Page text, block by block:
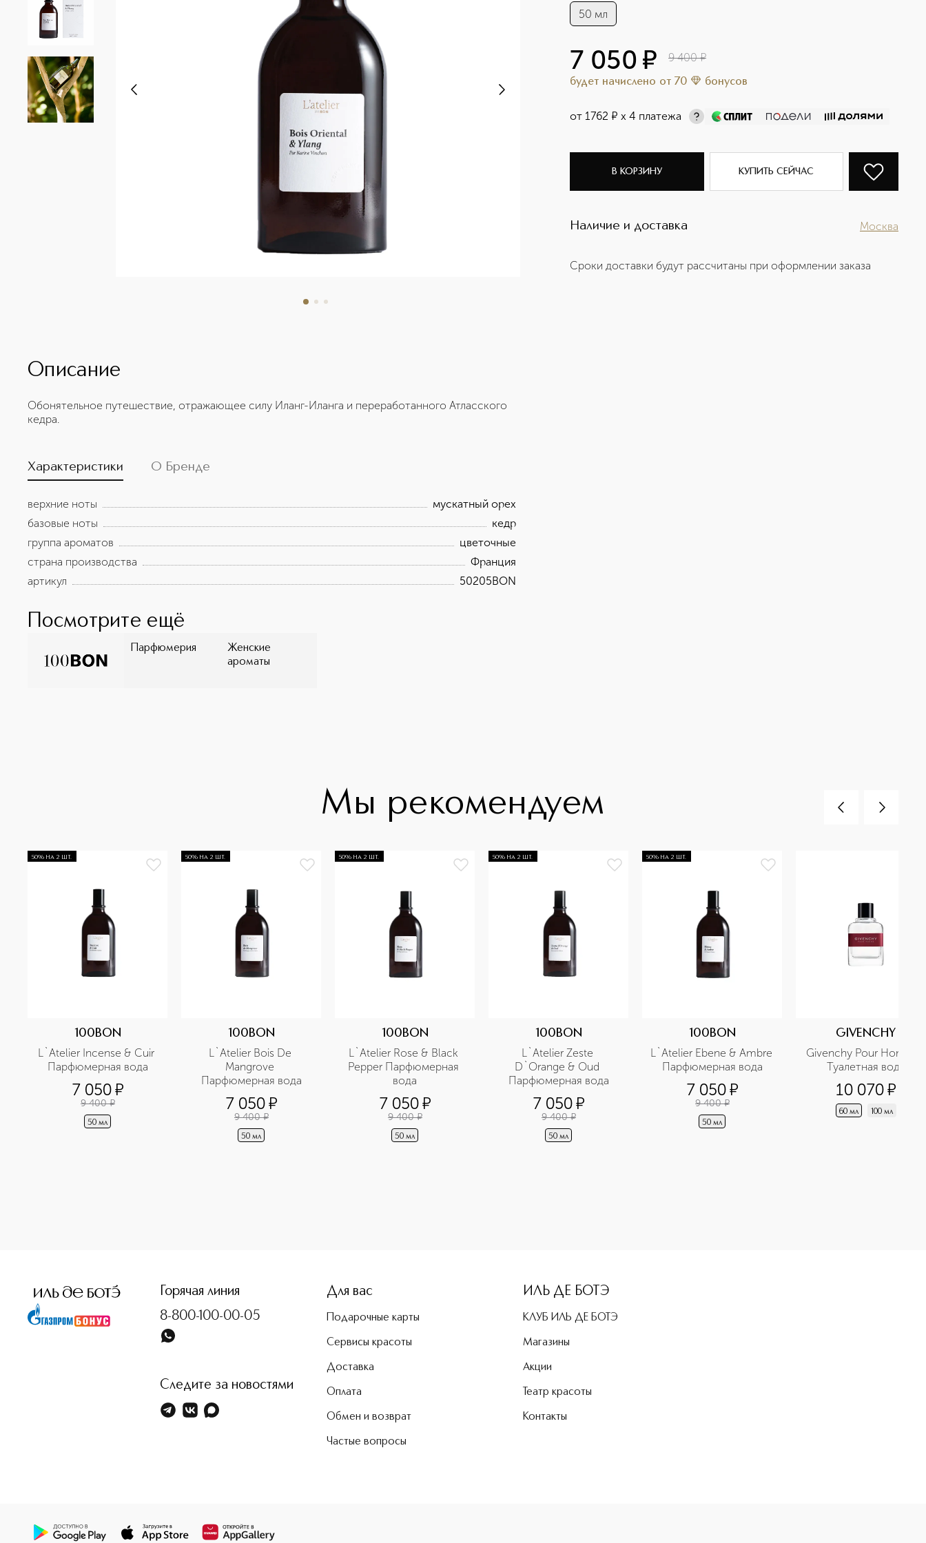
50 мл
7 050 ¤ 9 400 ¤
будет начислено от 70 бонусов
от 1762 ¤ х 4 платежа
В КОРЗИНУ КУПИТЬ СЕЙЧАС
Наличие и доставка Москва
Сроки доставки будут рассчитаны при оформлении заказа
Описание
Обонятельное путешествие, отражающее силу Иланг-Иланга и переработанного Атласского
кедра.
Характеристики О Бренде
верхние ноты
мускатный орех
базовые ноты
кедр
группа ароматов
цветочные
страна производства
Франция
артикул
50205BON
Посмотрите ещё
Парфюмерия
Женские
ароматы
Мы рекомендуем
50% НА 2 ШТ.
100BON
L`Atelier Incense & Cuir
Парфюмерная вода
7 050¤
9 400 ¤
50 мл
50% НА 2 ШТ.
100BON
L`Atelier Bois De
Mangrove
Парфюмерная вода
7 050¤
9 400 ¤
50 мл
50% НА 2 ШТ.
100BON
L`Atelier Rose & Black
Pepper Парфюмерная
вода
7 050¤
9 400 ¤
50 мл
50% НА 2 ШТ.
100BON
L`Atelier Zeste
D`Orange & Oud
Парфюмерная вода
7 050¤
9 400 ¤
50 мл
50% НА 2 ШТ.
100BON
L`Atelier Ebene & Ambre
Парфюмерная вода
7 050¤
9 400 ¤
50 мл
GIVENCHY
Givenchy Pour Homme
Туалетная вода
10 070¤
60 мл 100 мл
Горячая линия
8-800-100-00-05
Следите за новостями
Для вас
Подарочные карты
Сервисы красоты
Доставка
Оплата
Обмен и возврат
Частые вопросы
ИЛЬ ДЕ БОТЭ
КЛУБ ИЛЬ ДЕ БОТЭ
Магазины
Акции
Театр красоты
Контакты